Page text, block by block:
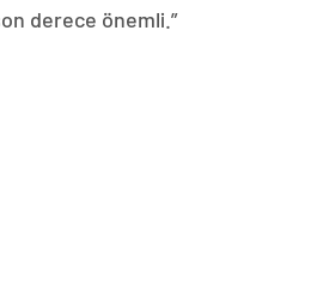
derece önemli.”